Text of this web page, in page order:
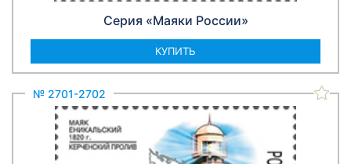
Серия «Маяки России»
КУПИТЬ
№ 2701-2702